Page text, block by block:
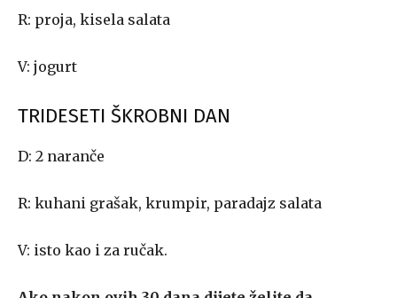
R: proja, kisela salata
V: jogurt
TRIDESETI ŠKROBNI DAN
D: 2 naranče
R: kuhani grašak, krumpir, paradajz salata
V: isto kao i za ručak.